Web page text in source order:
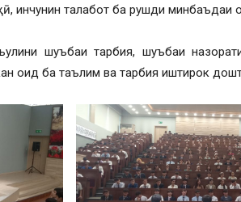
инчунин талабот ба рушди минбаъдаи
шуъбаи тарбия, шуъбаи
оид ба таълим ва тарбия иштирок